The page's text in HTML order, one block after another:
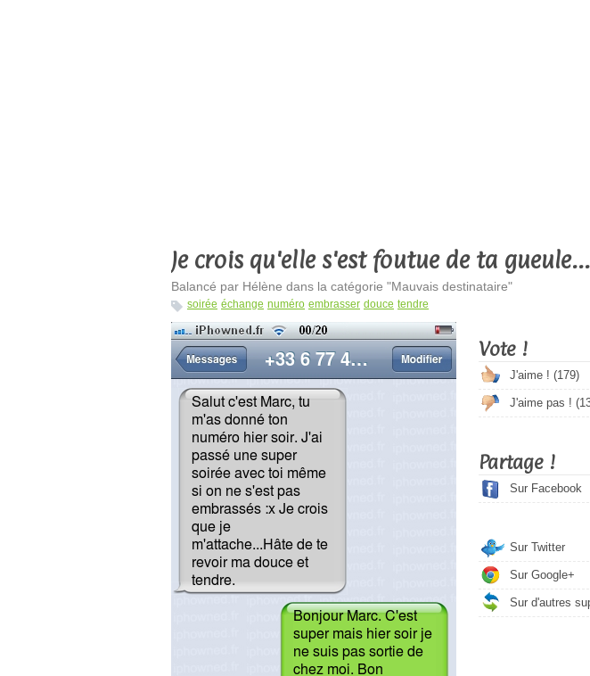
Je crois qu'elle s'est foutue de ta gueule...
Balancé par Hélène dans la catégorie "Mauvais destinataire"
soirée échange numéro embrasser douce tendre
Vote !
J'aime ! (179)
J'aime pas ! (
Partage !
Sur Facebook
Sur Twitter
Sur Google+
Sur d'autres